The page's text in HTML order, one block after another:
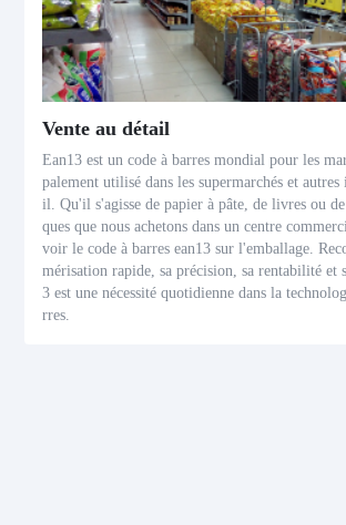
Vente au détail
Ean13 est un code à barres mondial pour les
palement utilisé dans les supermarchés et autres
il. Qu'il s'agisse de papier à pâte, de livres ou
ques que nous achetons dans un centre
voir le code à barres ean13 sur l'emballage.
mérisation rapide, sa précision, sa rentabilité et
3 est une nécessité quotidienne dans la
rres.